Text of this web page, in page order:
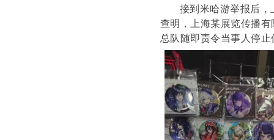
接到米哈游举报后
查明，上海某展览传播
总队随即责令当事人停